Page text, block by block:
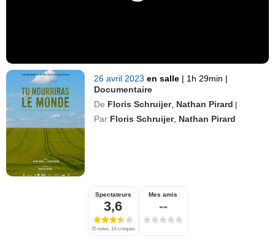
26 avril 2023en salle | 1h 29min |
Documentaire
De Floris Schruijer, Nathan Pirard |
Par Floris Schruijer, Nathan Pirard
Spectateurs
3,6
25 notes, 14 critiques
Mes amis
--